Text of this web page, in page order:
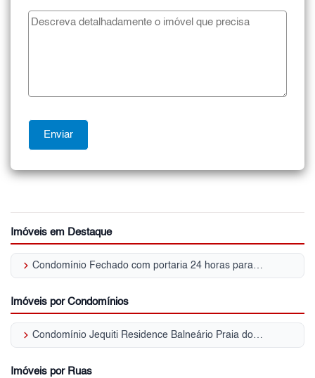
Imóveis em Destaque
keyboard_arrow_right Condomínio Fechado com portaria 24 horas para Venda | Balneário Praia do Pernambuco
Imóveis por Condomínios
keyboard_arrow_right Condomínio Jequiti Residence Balneário Praia do Pernambuco
Imóveis por Ruas